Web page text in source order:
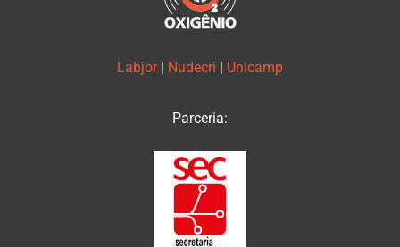
Labjor Nudecri Unicamp
Parceria: